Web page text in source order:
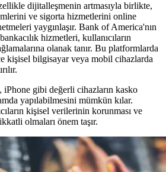
dijitalleşmenin artmasıyla birlikte,
ve sigorta hizmetlerini online
yaygınlaşır. Bank of America'nın
hizmetleri, kullanıcıların
olanak tanır. Bu platformlarda
kişisel bilgisayar veya mobil cihazlarda
gibi değerli cihazların kasko
yapılabilmesini mümkün kılar.
kişisel verilerinin korunması ve
olmaları önem taşır.